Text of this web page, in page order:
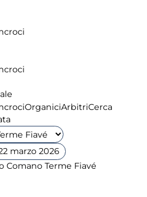
OrganiciArbitriCerca
marzo 2026